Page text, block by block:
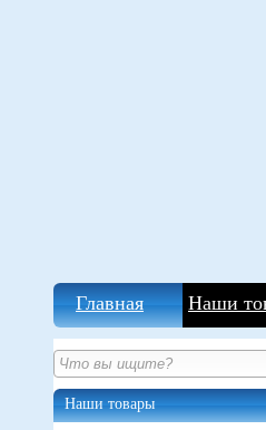
Главная Наши
Наши товары